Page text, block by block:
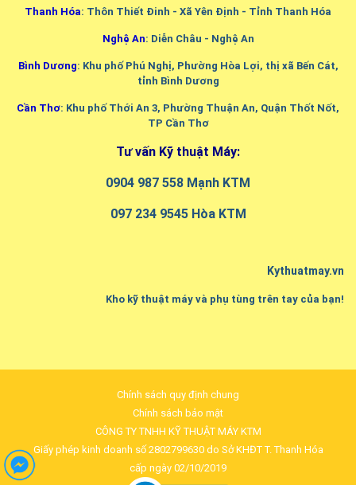
Thanh Hóa: Thôn Thiết Đinh - Xã Yên Định - Tỉnh Thanh Hóa
Nghệ An: Diễn Châu - Nghệ An
Bình Dương: Khu phố Phú Nghị, Phường Hòa Lợi, thị xã Bến Cát,
tỉnh Bình Dương
Cần Thơ: Khu phố Thới An 3, Phường Thuận An, Quận Thốt Nốt,
TP Cần Thơ
Tư vấn Kỹ thuật Máy:
0904 987 558 Mạnh KTM
097 234 9545 Hòa KTM
Kythuatmay.vn
Kho kỹ thuật máy và phụ tùng trên tay của bạn!
Chính sách quy định chung
Chính sách bảo mật
CÔNG TY TNHH KỸ THUẬT MÁY KTM
Giấy phép kinh doanh số 2802799630 do Sở KHĐT T. Thanh Hóa
cấp ngày 02/10/2019